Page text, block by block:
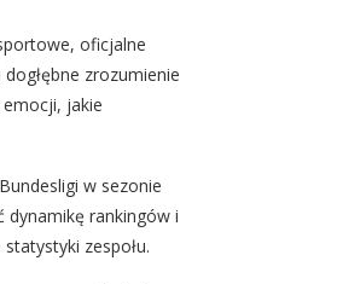
oficjalne
zrozumienie
jakie
w sezonie
dynamikę rankingów i
zespołu.